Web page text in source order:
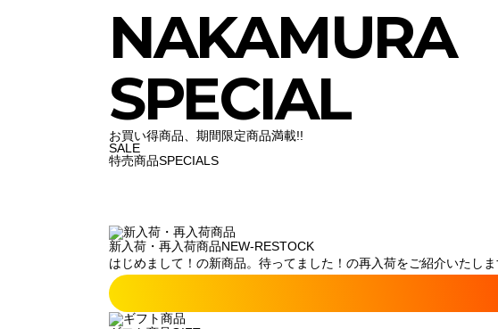
NAKAMURA
SPECIAL
お買い得商品、期間限定商品満載!!
SALE
特売商品SPECIALS
新入荷・再入荷商品NEW-RESTOCK
はじめまして！の新商品。待ってました！の再入荷をご紹介いたしま